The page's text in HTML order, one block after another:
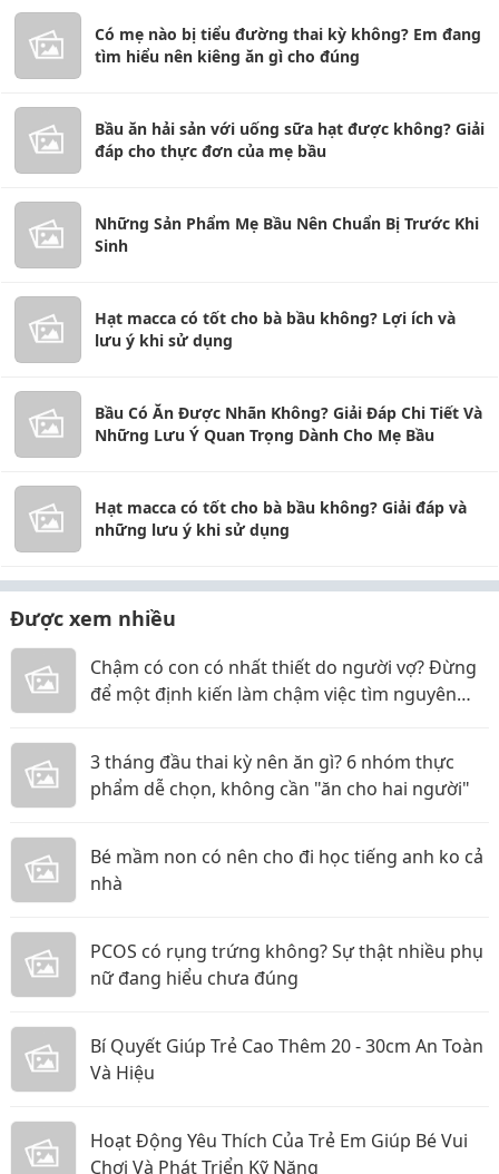
Có mẹ nào bị tiểu đường thai kỳ không? Em đang
tìm hiểu nên kiêng ăn gì cho đúng
Bầu ăn hải sản với uống sữa hạt được không? Giải
đáp cho thực đơn của mẹ bầu
Những Sản Phẩm Mẹ Bầu Nên Chuẩn Bị Trước Khi
Sinh
Hạt macca có tốt cho bà bầu không? Lợi ích và
lưu ý khi sử dụng
Bầu Có Ăn Được Nhãn Không? Giải Đáp Chi Tiết Và
Những Lưu Ý Quan Trọng Dành Cho Mẹ Bầu
Hạt macca có tốt cho bà bầu không? Giải đáp và
những lưu ý khi sử dụng
Được xem nhiều
Chậm có con có nhất thiết do người vợ? Đừng
để một định kiến làm chậm việc tìm nguyên
3 tháng đầu thai kỳ nên ăn gì? 6 nhóm thực
phẩm dễ chọn, không cần "ăn cho hai người"
Bé mầm non có nên cho đi học tiếng anh ko cả
nhà
PCOS có rụng trứng không? Sự thật nhiều phụ
nữ đang hiểu chưa đúng
Bí Quyết Giúp Trẻ Cao Thêm 20 - 30cm An Toàn
Và Hiệu
Hoạt Động Yêu Thích Của Trẻ Em Giúp Bé Vui
Chơi Và Phát Triển Kỹ Năng